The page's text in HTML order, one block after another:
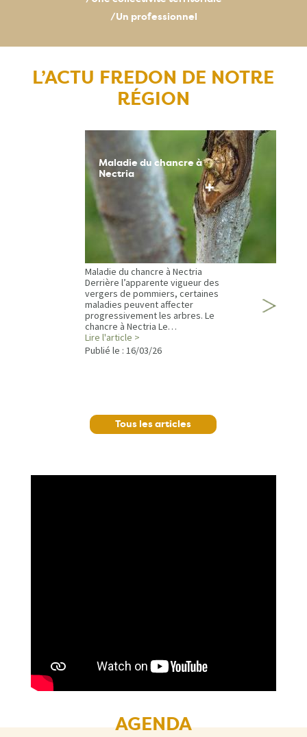
/Un professionnel
L’ACTU FREDON DE NOTRE
RÉGION
Maladie du chancre à
Nectria
+
Maladie du chancre à Nectria
Derrière l’apparente vigueur des
vergers de pommiers, certaines
maladies peuvent affecter
progressivement les arbres. Le
chancre à Nectria Le…
Lire l'article >
Publié le : 16/03/26
Tous les articles
AGENDA